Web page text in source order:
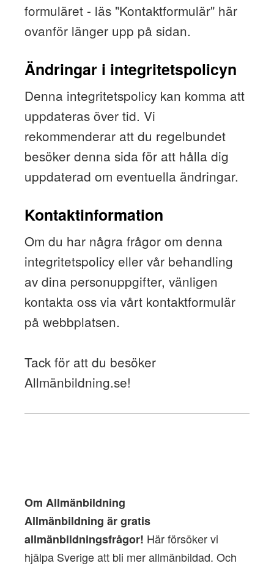
formuläret - läs "Kontaktformulär" här
ovanför länger upp på sidan.
Ändringar i integritetspolicyn
Denna integritetspolicy kan komma att
uppdateras över tid. Vi
rekommenderar att du regelbundet
besöker denna sida för att hålla dig
uppdaterad om eventuella ändringar.
Kontaktinformation
Om du har några frågor om denna
integritetspolicy eller vår behandling
av dina personuppgifter, vänligen
kontakta oss via vårt kontaktformulär
på webbplatsen.
Tack för att du besöker
Allmänbildning.se!
Om Allmänbildning
Allmänbildning är gratis
allmänbildningsfrågor! Här försöker vi
hjälpa Sverige att bli mer allmänbildad. Och